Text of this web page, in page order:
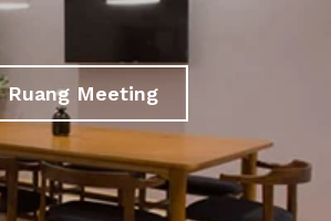
Ruang Meeting